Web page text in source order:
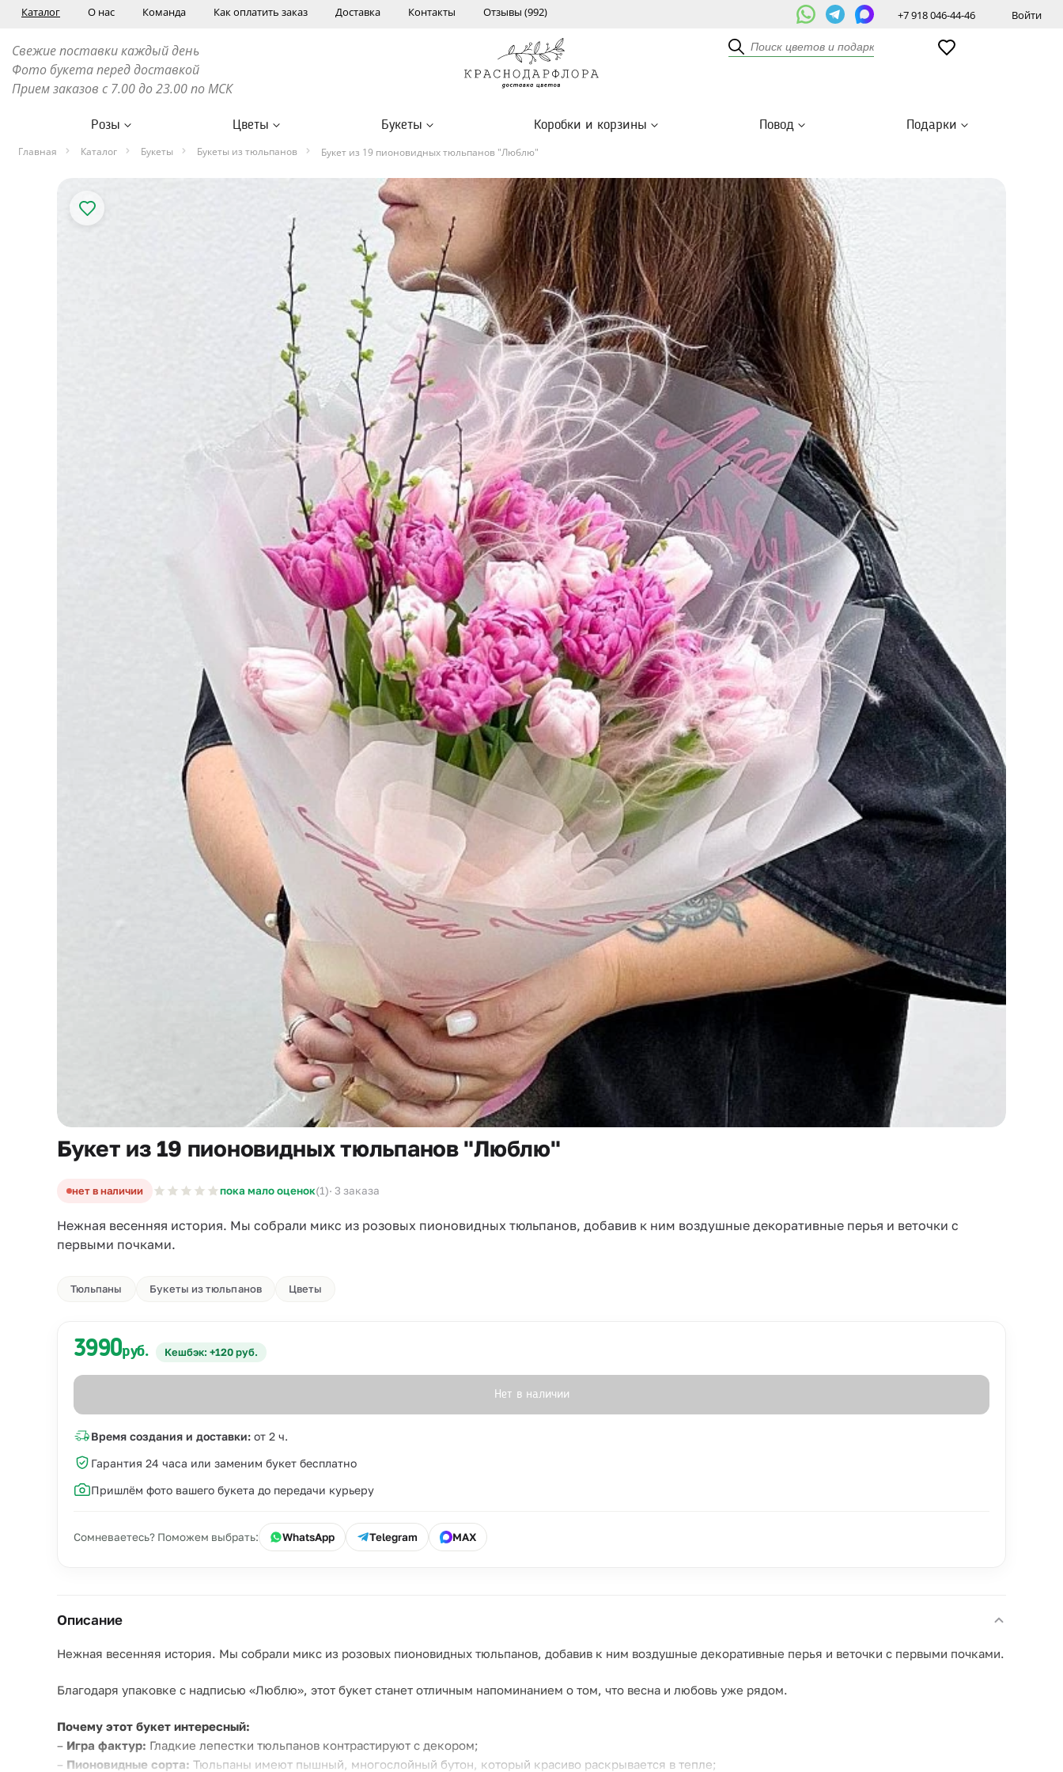
Каталог О нас Команда Как оплатить заказ Доставка Контакты Отзывы (992) +7 918 046-44-46 Войти
Свежие поставки каждый день
Фото букета перед доставкой
Прием заказов с 7.00 до 23.00 по МСК
Розы Цветы Букеты Коробки и корзины Повод Подарки
Главная Каталог Букеты Букеты из тюльпанов Букет из 19 пионовидных тюльпанов "Люблю"
Букет из 19 пионовидных тюльпанов "Люблю"
нет в наличии пока мало оценок(1)· 3 заказа
Нежная весенняя история. Мы собрали микс из розовых пионовидных тюльпанов, добавив к ним воздушные декоративные перья и веточки с
первыми почками.
Тюльпаны Букеты из тюльпанов Цветы
3990руб. Кешбэк: +120 руб.
Нет в наличии
Время создания и доставки: от 2 ч.
Гарантия 24 часа или заменим букет бесплатно
Пришлём фото вашего букета до передачи курьеру
Сомневаетесь? Поможем выбрать: WhatsApp Telegram MAX
Описание
Нежная весенняя история. Мы собрали микс из розовых пионовидных тюльпанов, добавив к ним воздушные декоративные перья и веточки с первыми почками.
Благодаря упаковке с надписью «Люблю», этот букет станет отличным напоминанием о том, что весна и любовь уже рядом.
Почему этот букет интересный:
– Игра фактур: Гладкие лепестки тюльпанов контрастируют с декором;
– Пионовидные сорта: Тюльпаны имеют пышный, многослойный бутон, который красиво раскрывается в тепле;